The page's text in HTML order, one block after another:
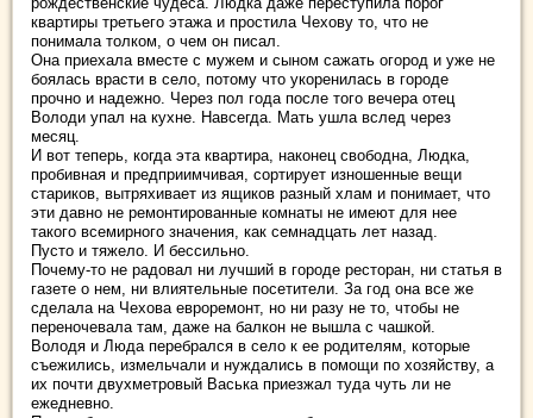
квартиры третьего этажа и простила Чехову то, что не
понимала толком, о чем он писал.
Она приехала вместе с мужем и сыном сажать огород и уже не
боялась врасти в село, потому что укоренилась в городе
прочно и надежно. Через пол года после того вечера отец
Володи упал на кухне. Навсегда. Мать ушла вслед через
месяц.
И вот теперь, когда эта квартира, наконец свободна, Людка,
пробивная и предприимчивая, сортирует изношенные вещи
стариков, вытряхивает из ящиков разный хлам и понимает, что
эти давно не ремонтированные комнаты не имеют для нее
такого всемирного значения, как семнадцать лет назад.
Пусто и тяжело. И бессильно.
Почему-то не радовал ни лучший в городе ресторан, ни статья в
газете о нем, ни влиятельные посетители. За год она все же
сделала на Чехова евроремонт, но ни разу не то, чтобы не
переночевала там, даже на балкон не вышла с чашкой.
Володя и Люда перебрался в село к ее родителям, которые
съежились, измельчали и нуждались в помощи по хозяйству, а
их почти двухметровый Васька приезжал туда чуть ли не
ежедневно.